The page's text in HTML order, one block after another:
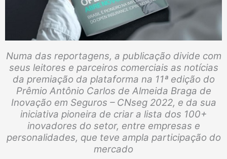
Numa das reportagens, a publicação divide com
seus leitores e parceiros comerciais as notícias
da premiação da plataforma na 11ª edição do
Prêmio Antônio Carlos de Almeida Braga de
Inovação em Seguros – CNseg 2022, e da sua
iniciativa pioneira de criar a lista dos 100+
inovadores do setor, entre empresas e
personalidades, que teve ampla participação do
mercado